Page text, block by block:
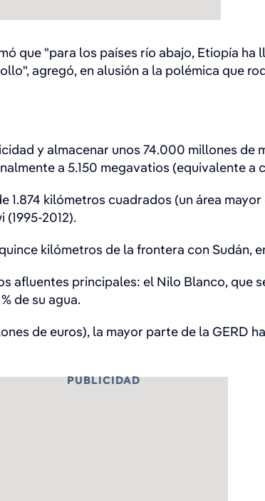
que "para los países río abajo, Etiopía
agregó, en alusión a la polémica que
y almacenar unos 74.000 millones de
a 5.150 megavatios (equivalente a
1.874 kilómetros cuadrados (un área
2012).
kilómetros de la frontera con Sudán,
afluentes principales: el Nilo Blanco, que
de su agua.
de euros), la mayor parte de la GERD
PUBLICIDAD